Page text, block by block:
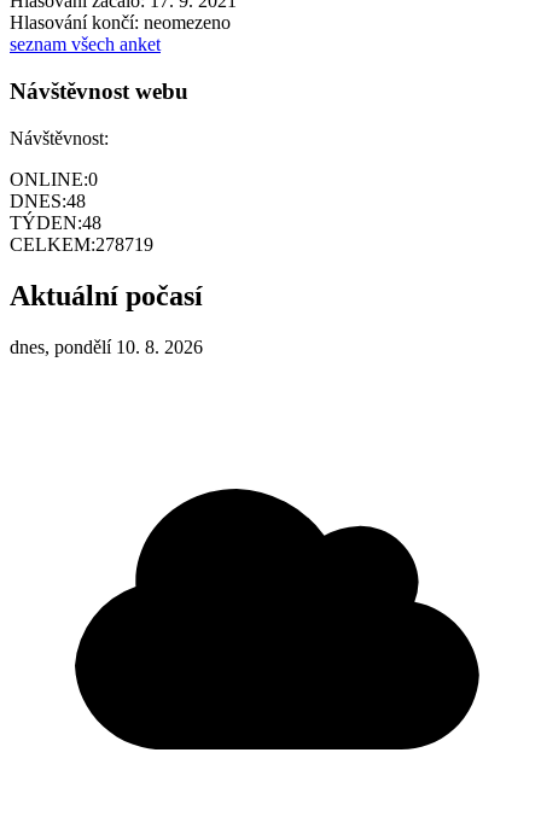
Hlasování končí: neomezeno
seznam všech anket
Návštěvnost webu
Návštěvnost:
ONLINE:0
DNES:48
TÝDEN:48
CELKEM:278719
Aktuální počasí
dnes, pondělí 10. 8. 2026